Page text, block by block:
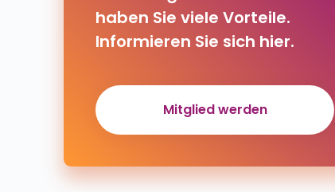
haben Sie viele Vorteile.
Informieren Sie sich hier.
Mitglied werden